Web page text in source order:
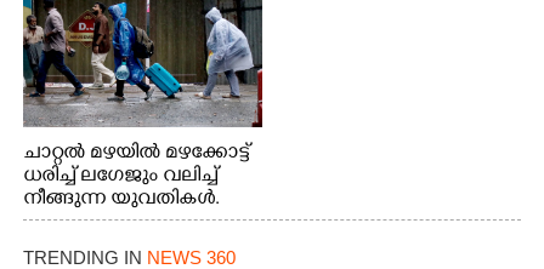
ചാറ്റൽ മഴയിൽ മഴക്കോട്ട്
ധരിച്ച് ലഗേജും വലിച്ച്
നീങ്ങുന്ന യുവതികൾ.
എറണാകുളം മേനകയിൽ
നിന്നുള്ള കാഴ്ച
TRENDING IN NEWS 360